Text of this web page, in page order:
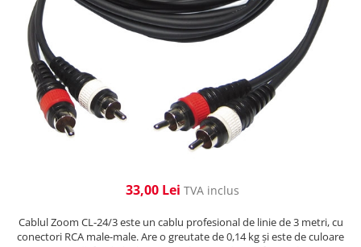
Accesorii Microfoane
Mixere audio
Mixere pentru instalații
Mixere DJ
Mixere PA (Public Address)
Instalații audio
Microfoane Desk
Accesorii
Software DMX
Wireless DMX
Efecte de lumină
Globuri Disco
Lasere
Efecte DJ & Club
Lumină Arhitecturală
Exterior
Interior
Conectori
Conectori Pro
Conectori Standard
Legături de cabluri
33,00 Lei TVA inclus
Cablul Zoom CL-24/3 este un cablu profesional de linie de 3 metri, cu
conectori RCA male-male. Are o greutate de 0,14 kg și este de culoare